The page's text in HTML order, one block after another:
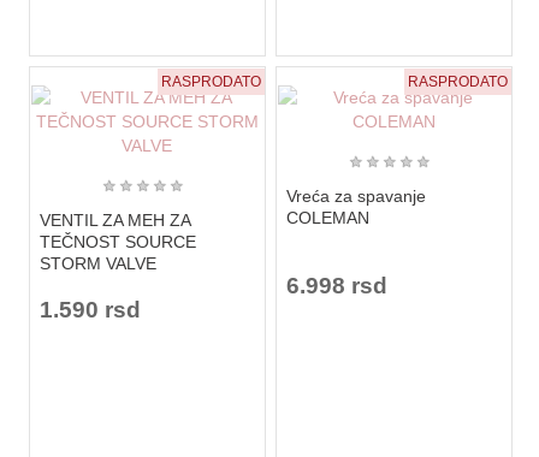
RASPRODATO
★ ★ ★ ★ ★
VENTIL ZA MEH ZA
TEČNOST SOURCE
STORM VALVE
1.590 rsd
RASPRODATO
★ ★ ★ ★ ★
Vreća za spavanje
COLEMAN
6.998 rsd